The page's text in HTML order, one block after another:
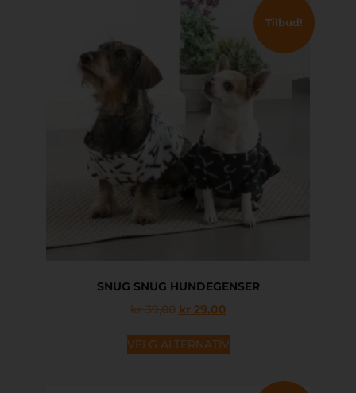
Tilbud!
SNUG SNUG HUNDEGENSER
kr39,00 kr29,00
VELG ALTERNATIV